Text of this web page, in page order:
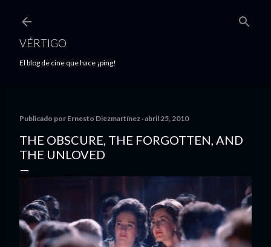
VÉRTIGO
El blog de cine que hace ¡ping!
Publicado por Ernesto Diezmartínez abril 25, 2010
THE OBSCURE, THE FORGOTTEN, AND
THE UNLOVED